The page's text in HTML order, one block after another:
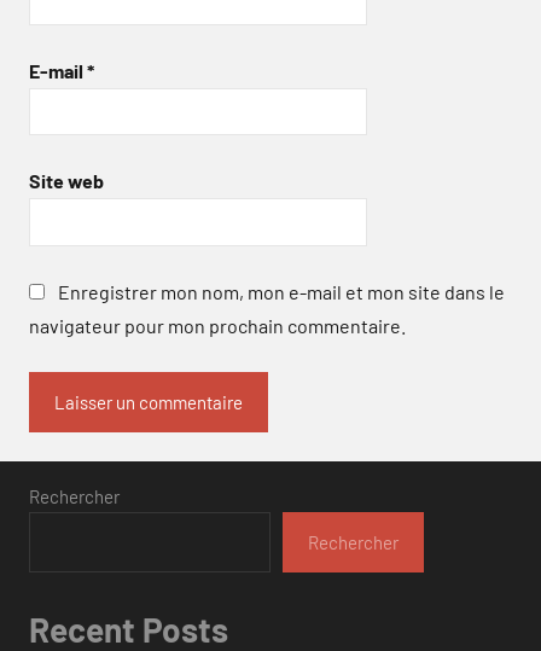
E-mail *
Site web
Enregistrer mon nom, mon e-mail et mon site dans le
navigateur pour mon prochain commentaire.
Rechercher
Rechercher
Recent Posts